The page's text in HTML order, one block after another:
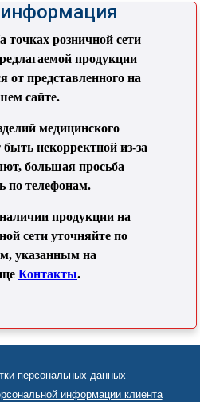
розничной сети
продукции
от представленного на
сайте.
медицинского
некорректной из-за
большая просьба
по телефонам.
продукции на
сети уточняйте по
указанным на
Контакты.
персональных данных
информации клиента